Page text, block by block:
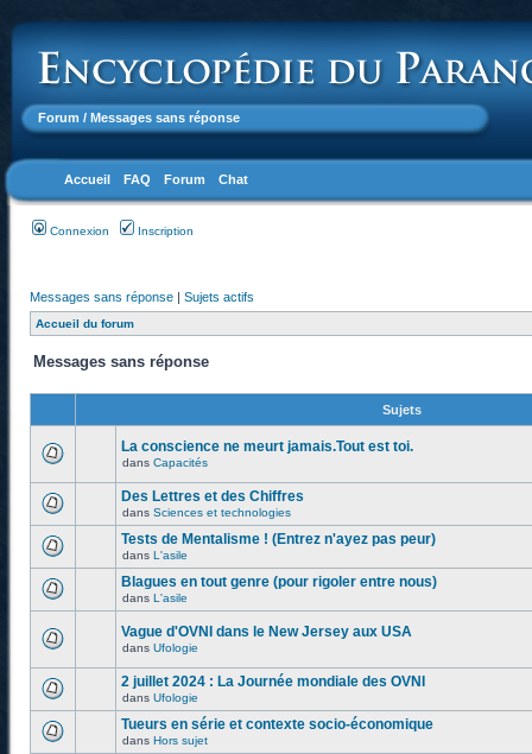
Forum / Messages sans réponse
Accueil FAQ Forum Chat
Connexion Inscription
Messages sans réponse | Sujets actifs
Accueil du forum
Messages sans réponse
Sujets
La conscience ne meurt jamais.Tout est toi.
dans Capacités
Des Lettres et des Chiffres
dans Sciences et technologies
Tests de Mentalisme ! (Entrez n'ayez pas peur)
dans L'asile
Blagues en tout genre (pour rigoler entre nous)
dans L'asile
Vague d'OVNI dans le New Jersey aux USA
dans Ufologie
2 juillet 2024 : La Journée mondiale des OVNI
dans Ufologie
Tueurs en série et contexte socio-économique
dans Hors sujet